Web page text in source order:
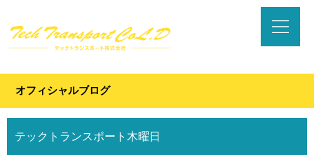
オフィシャルブログ
テックトランスポート木曜日